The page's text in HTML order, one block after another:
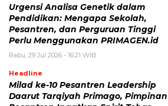
Urgensi Analisa Genetik dalam
Pendidikan: Mengapa Sekolah,
Pesantren, dan Perguruan Tinggi
Perlu Menggunakan PRIMAGEN.id
Rabu, 29 Jul 2026 - 16:21 WIB
Headline
Milad ke-10 Pesantren Leadership
Daarut Tarqiyah Primago, Pimpinan